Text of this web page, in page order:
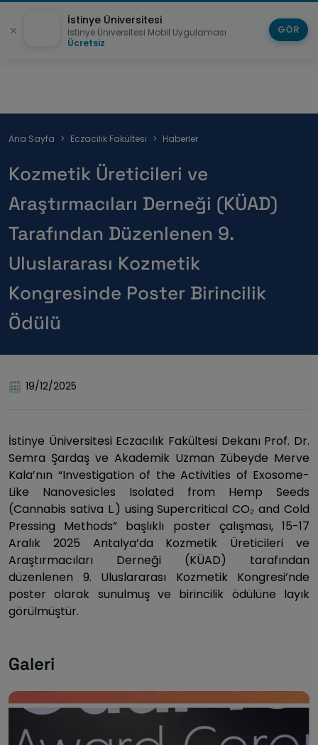
Sayfa
Ana Sayfa Eczacılık Fakültesi Haberler
Kozmetik Üreticileri ve
Araştırmacıları Derneği (KÜAD)
Tarafından Düzenlenen 9.
Uluslararası Kozmetik
Kongresinde Poster Birincilik
Ödülü
19/12/2025
İstinye Üniversitesi Eczacılık Fakültesi Dekanı Prof. Dr.
Semra Şardaş ve Akademik Uzman Zübeyde Merve
Kala’nın “Investigation of the Activities of Exosome-
Like Nanovesicles Isolated from Hemp Seeds
(Cannabis sativa L.) using Supercritical CO₂ and Cold
Pressing Methods” başlıklı poster çalışması, 15-17
Aralık 2025 Antalya’da Kozmetik Üreticileri ve
Araştırmacıları Derneği (KÜAD) tarafından
düzenlenen 9. Uluslararası Kozmetik Kongresi’nde
poster olarak sunulmuş ve birincilik ödülüne layık
görülmüştür.
Galeri
İstinye Üniversitesi
İstinye Üniversitesi Mobil Uygulaması
Ücretsiz
GÖR